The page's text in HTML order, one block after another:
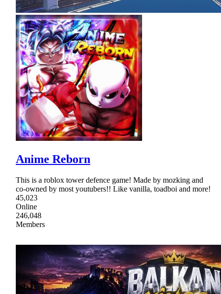
Anime Reborn
This is a roblox tower defence game! Made by mozking and
co-owned by most youtubers!! Like vanilla, toadboi and more!
45,023
Online
246,048
Members